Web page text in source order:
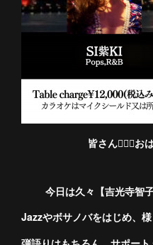
皆さん🙋🏻‍♀️
今日は久々【吉光寺智
Jazzやボサノバをはじめ、